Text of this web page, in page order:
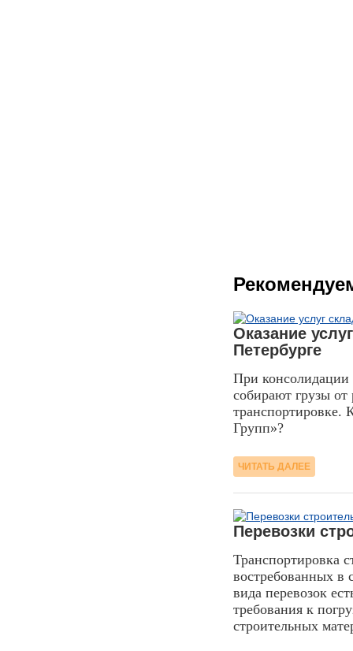
Оказание
Петербурге
При консолидации
собирают грузы от
транспортировке.
Групп»?
ЧИТАТЬ ДАЛЕЕ
Перевозки
Транспортировка
востребованных в
вида перевозок
требования к
строительных